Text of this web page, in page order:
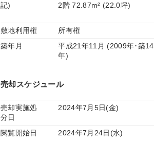
記)
2階 72.87m² (22.0坪)
敷地利用権
所有権
築年月
平成21年11月 (2009年･築14
年)
売却スケジュール
売却実施処
分日
2024年7月5日(金)
閲覧開始日 2024年7月24日(水)